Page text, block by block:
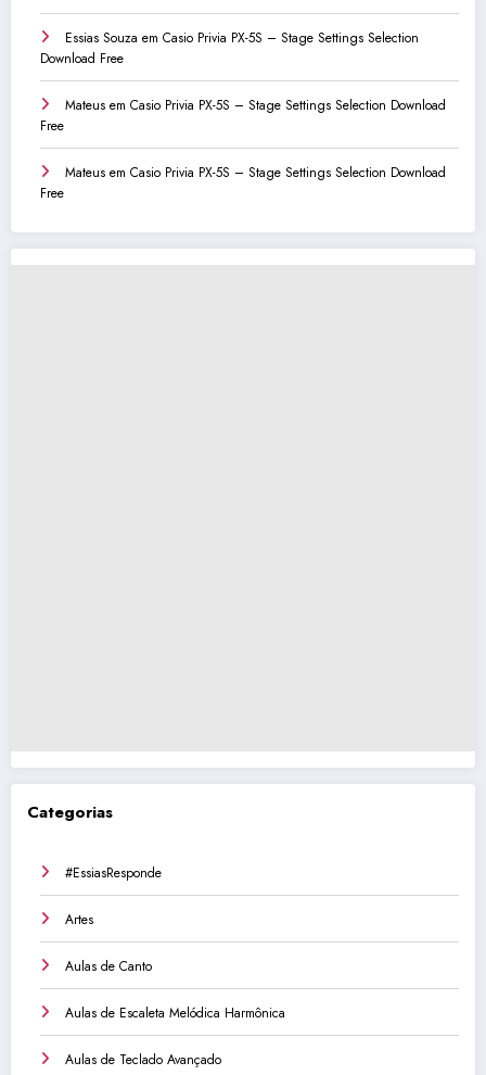
Essias Souza em Casio Privia PX-5S – Stage Settings Selection
Download Free
Mateus em Casio Privia PX-5S – Stage Settings Selection Download
Free
Mateus em Casio Privia PX-5S – Stage Settings Selection Download
Free
Categorias
#EssiasResponde
Artes
Aulas de Canto
Aulas de Escaleta Melódica Harmônica
Aulas de Teclado Avançado